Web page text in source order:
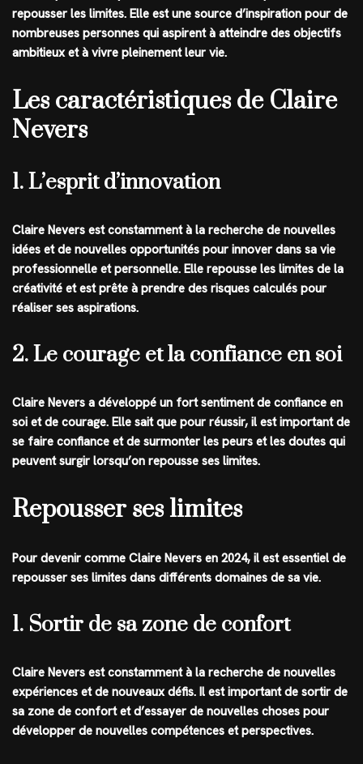
repousser les limites. Elle est une source d’inspiration pour de
nombreuses personnes qui aspirent à atteindre des objectifs
ambitieux et à vivre pleinement leur vie.
Les caractéristiques de Claire
Nevers
1. L’esprit d’innovation
Claire Nevers est constamment à la recherche de nouvelles
idées et de nouvelles opportunités pour innover dans sa vie
professionnelle et personnelle. Elle repousse les limites de la
créativité et est prête à prendre des risques calculés pour
réaliser ses aspirations.
2. Le courage et la confiance en soi
Claire Nevers a développé un fort sentiment de confiance en
soi et de courage. Elle sait que pour réussir, il est important de
se faire confiance et de surmonter les peurs et les doutes qui
peuvent surgir lorsqu’on repousse ses limites.
Repousser ses limites
Pour devenir comme Claire Nevers en 2024, il est essentiel de
repousser ses limites dans différents domaines de sa vie.
1. Sortir de sa zone de confort
Claire Nevers est constamment à la recherche de nouvelles
expériences et de nouveaux défis. Il est important de sortir de
sa zone de confort et d’essayer de nouvelles choses pour
développer de nouvelles compétences et perspectives.